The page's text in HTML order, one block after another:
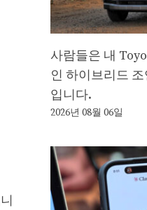
사람들은 내
인 하이브리드
입니다.
2026년 08월 06일